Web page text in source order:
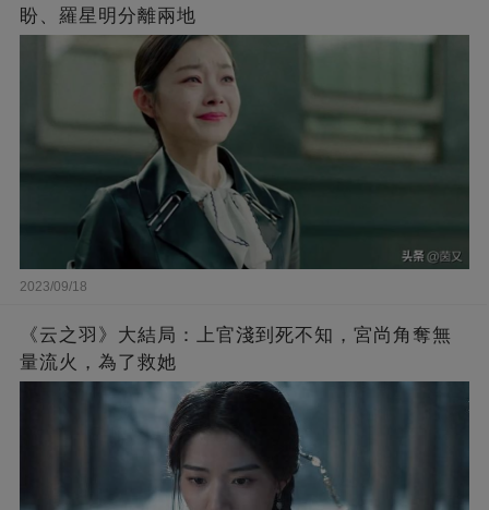
盼、羅星明分離兩地
2023/09/18
《云之羽》大結局：上官淺到死不知，宮尚角奪無
量流火，為了救她